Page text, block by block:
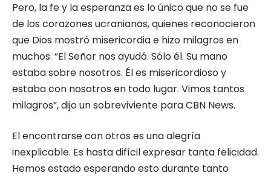
Pero, la fe y la esperanza es lo único que no se fue
de los corazones ucranianos, quienes reconocieron
que Dios mostró misericordia e hizo milagros en
muchos. “El Señor nos ayudó. Sólo él. Su mano
estaba sobre nosotros. Él es misericordioso y
estaba con nosotros en todo lugar. Vimos tantos
milagros”, dijo un sobreviviente para CBN News.
El encontrarse con otros es una alegría
inexplicable. Es hasta difícil expresar tanta felicidad.
Hemos estado esperando esto durante tanto